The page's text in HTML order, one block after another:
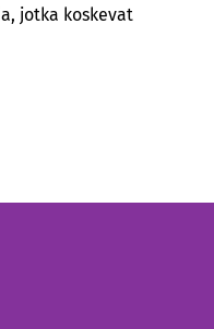
jotka koskevat